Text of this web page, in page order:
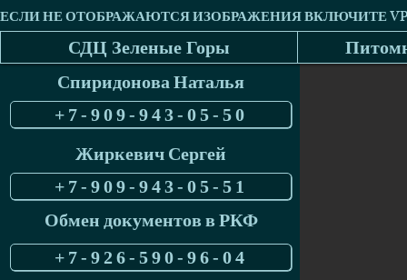
СДЦ Зеленые Горы
Спиридонова Наталья
+7-909-943-05-50
Жиркевич Сергей
+7-909-943-05-51
Обмен документов в РКФ
+7-926-590-96-04